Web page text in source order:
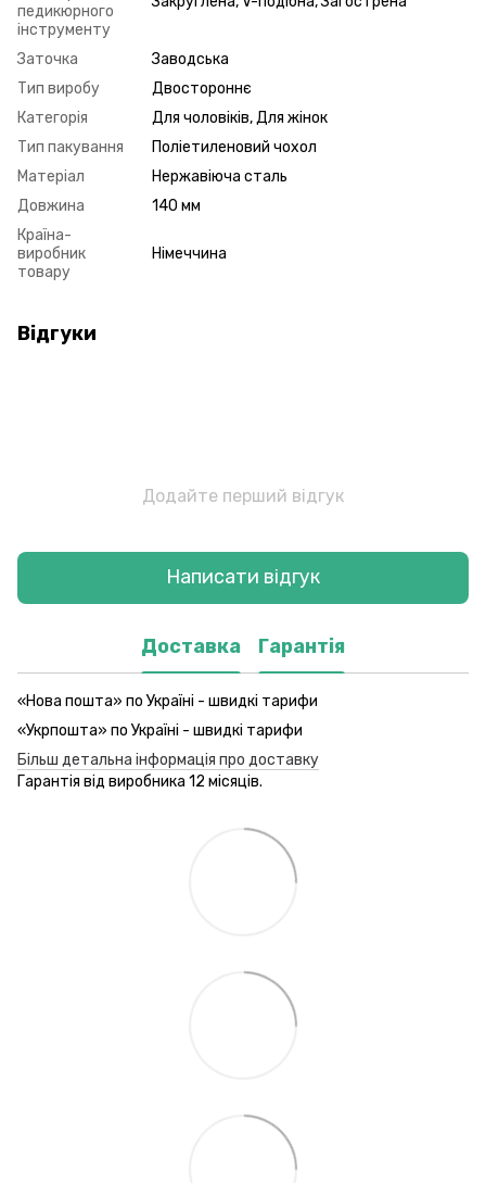
педикюрного
інструменту
Заточка
Заводська
Тип виробу
Двостороннє
Категорія
Для чоловіків, Для жінок
Тип пакування
Поліетиленовий чохол
Матеріал
Нержавіюча сталь
Довжина
140 мм
Країна-
виробник
товару
Німеччина
Відгуки
Додайте перший відгук
Написати відгук
Доставка Гарантія
«Нова пошта» по Україні - швидкі тарифи
«Укрпошта» по Україні - швидкі тарифи
Більш детальна інформація про доставку
Гарантія від виробника 12 місяців.